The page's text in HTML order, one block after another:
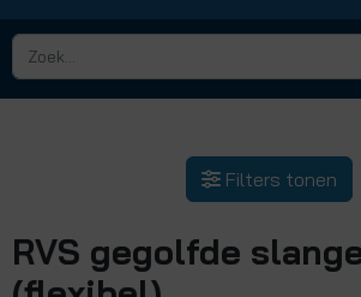
Filters tonen
RVS gegolfde